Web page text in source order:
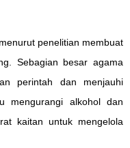
penelitian membuat
Sebagian besar agama
perintah dan menjauhi
mengurangi alkohol dan
kaitan untuk mengelola